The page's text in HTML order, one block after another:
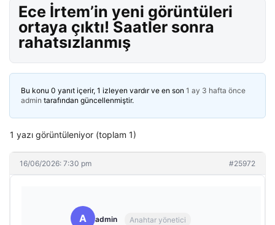
Ece İrtem’in yeni görüntüleri
ortaya çıktı! Saatler sonra
rahatsızlanmış
Bu konu 0 yanıt içerir, 1 izleyen vardır ve en son 1 ay 3 hafta önce
admin tarafından güncellenmiştir.
1 yazı görüntüleniyor (toplam 1)
16/06/2026: 7:30 pm #25972
A admin Anahtar yönetici